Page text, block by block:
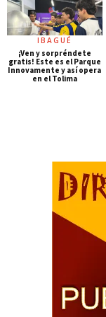
IBAGUÉ
¡Ven y sorpréndete
gratis! Este es el Parque
Innovamente y así opera
en el Tolima